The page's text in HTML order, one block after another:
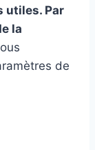
utiles. Par
la
de